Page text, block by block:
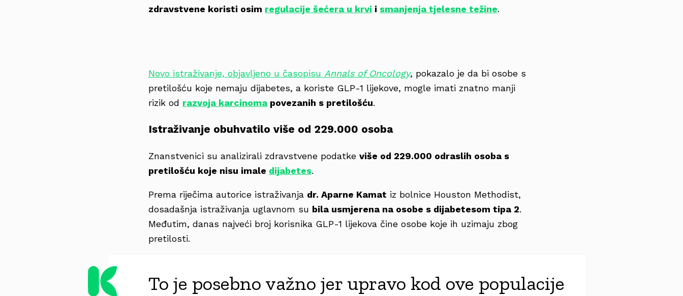
zdravstvene koristi osim regulacije šećera u krvi i smanjenja tjelesne težine.
Novo istraživanje, objavljeno u časopisu Annals of Oncology, pokazalo je da bi osobe s
pretilošću koje nemaju dijabetes, a koriste GLP-1 lijekove, mogle imati znatno manji
rizik od razvoja karcinoma povezanih s pretilošću.
Istraživanje obuhvatilo više od 229.000 osoba
Znanstvenici su analizirali zdravstvene podatke više od 229.000 odraslih osoba s
pretilošću koje nisu imale dijabetes.
Prema riječima autorice istraživanja dr. Aparne Kamat iz bolnice Houston Methodist,
dosadašnja istraživanja uglavnom su bila usmjerena na osobe s dijabetesom tipa 2.
Međutim, danas najveći broj korisnika GLP-1 lijekova čine osobe koje ih uzimaju zbog
pretilosti.
To je posebno važno jer upravo kod ove populacije